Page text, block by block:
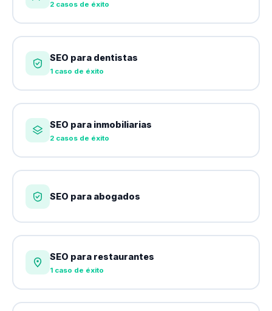
2 casos de éxito
SEO para dentistas
1 caso de éxito
SEO para inmobiliarias
2 casos de éxito
SEO para abogados
SEO para restaurantes
1 caso de éxito